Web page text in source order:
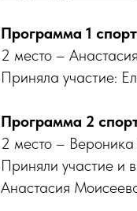
Программа 1
2 место –
Приняла участие:
Программа 2
2 место –
Приняли участие и
Анастасия